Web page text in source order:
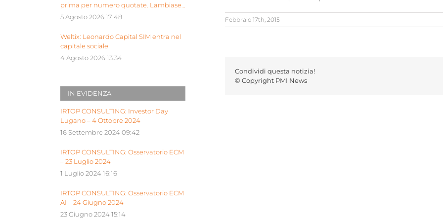
Febbraio 17th, 2015
Condividi questa notizia!
© Copyright PMI News
prima per numero quotate. Lambiase:
“Milano piattaforma europea Siu”
5 Agosto 2026 17:48
Weltix: Leonardo Capital SIM entra nel
capitale sociale
4 Agosto 2026 13:34
IN EVIDENZA
IRTOP CONSULTING: Investor Day
Lugano – 4 Ottobre 2024
16 Settembre 2024 09:42
IRTOP CONSULTING: Osservatorio ECM
– 23 Luglio 2024
1 Luglio 2024 16:16
IRTOP CONSULTING: Osservatorio ECM
AI – 24 Giugno 2024
23 Giugno 2024 15:14